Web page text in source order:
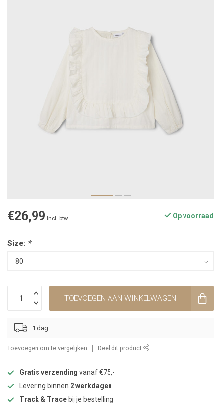
€26,99 Incl. btw Op voorraad
Size: *
TOEVOEGEN AAN WINKELWAGEN
1 dag
Toevoegen om te vergelijken Deel dit product
Gratis verzending vanaf €75,-
Levering binnen 2 werkdagen
Track & Trace bij je bestelling